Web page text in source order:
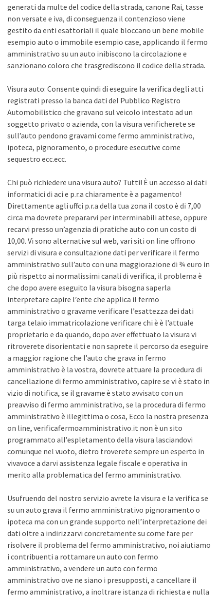
generati da multe del codice della strada, canone Rai, tasse
non versate e iva, di conseguenza il contenzioso viene
gestito da enti esattoriali il quale bloccano un bene mobile
esempio auto o immobile esempio case, applicando il fermo
amministrativo su un auto inibiscono la circolazione e
sanzionano coloro che trasgrediscono il codice della strada.
Visura auto: Consente quindi di eseguire la verifica degli atti
registrati presso la banca dati del Pubblico Registro
Automobilistico che gravano sul veicolo intestato ad un
soggetto privato o azienda, con la visura verificherete se
sull’auto pendono gravami come fermo amministrativo,
ipoteca, pignoramento, o procedure esecutive come
sequestro ecc.ecc.
Chi può richiedere una visura auto? Tutti! È un accesso ai dati
informatici di aci e p.r.a chiaramente è a pagamento!
Direttamente agli uffci p.r.a della tua zona il costo è di 7,00
circa ma dovrete prepararvi per interminabili attese, oppure
recarvi presso un’agenzia di pratiche auto con un costo di
10,00. Vi sono alternative sul web, vari siti on line offrono
servizi di visura e consultazione dati per verificare il fermo
amministrativo sull’auto con una maggiorazione di ¾ euro in
più rispetto ai normalissimi canali di verifica, il problema è
che dopo avere eseguito la visura bisogna saperla
interpretare capire l’ente che applica il fermo
amministrativo o gravame verificare l’esattezza dei dati
targa telaio immatricolazione verificare chi è è l’attuale
proprietario e da quando, dopo aver effettuato la visura vi
ritroverete disorientati e non saprete il percorso da eseguire
a maggior ragione che l’auto che grava in fermo
amministrativo è la vostra, dovrete attuare la procedura di
cancellazione di fermo amministrativo, capire se vi è stato in
vizio di notifica, se il gravame è stato avvisato con un
preavviso di fermo amministrativo, se la procedura di fermo
amministrativo è illegittima o cosa, Ecco la nostra presenza
on line, verificafermoamministrativo.it non è un sito
programmato all’espletamento della visura lasciandovi
comunque nel vuoto, dietro troverete sempre un esperto in
vivavoce a darvi assistenza legale fiscale e operativa in
merito alla problematica del fermo amministrativo.
Usufruendo del nostro servizio avrete la visura e la verifica se
su un auto grava il fermo amministrativo pignoramento o
ipoteca ma con un grande supporto nell’interpretazione dei
dati oltre a indirizzarvi concretamente su come fare per
risolvere il problema del fermo amministrativo, noi aiutiamo
i contribuenti a rottamare un auto con fermo
amministrativo, a vendere un auto con fermo
amministrativo ove ne siano i presupposti, a cancellare il
fermo amministrativo, a inoltrare istanza di richiesta e nulla